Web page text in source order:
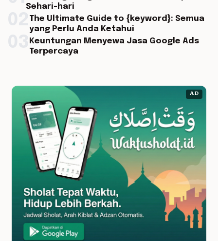
Sehari-hari
The Ultimate Guide to {keyword}: Semua
yang Perlu Anda Ketahui
Keuntungan Menyewa Jasa Google Ads
Terpercaya
AD